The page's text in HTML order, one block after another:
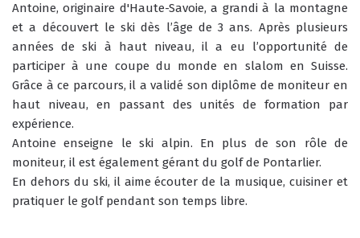
HORAIRES
DU BUREAU ESF
QUEL EST MON NIVEAU ?
COURS COLLECTIFS
RÉSERVER
COURS PRIVÉS
RÉSERVER
Antoine, originaire d'Haute-Savoie, a grandi à la montagne
et a découvert le ski dès l’âge de 3 ans. Après plusieurs
années de ski à haut niveau, il a eu l’opportunité de
participer à une coupe du monde en slalom en Suisse.
Grâce à ce parcours, il a validé son diplôme de moniteur en
haut niveau, en passant des unités de formation par
expérience.
Antoine enseigne le ski alpin. En plus de son rôle de
moniteur, il est également gérant du golf de Pontarlier.
En dehors du ski, il aime écouter de la musique, cuisiner et
pratiquer le golf pendant son temps libre.